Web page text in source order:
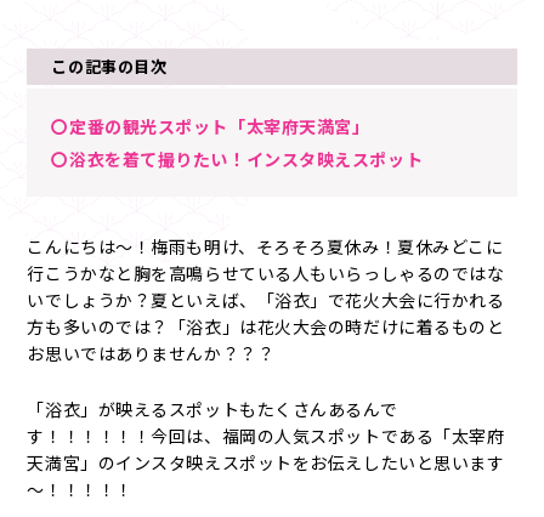
この記事の目次
〇定番の観光スポット「太宰府天満宮」
〇浴衣を着て撮りたい！インスタ映えスポット
こんにちは～！梅雨も明け、そろそろ夏休み！夏休みどこに
行こうかなと胸を高鳴らせている人もいらっしゃるのではな
いでしょうか？夏といえば、「浴衣」で花火大会に行かれる
方も多いのでは？「浴衣」は花火大会の時だけに着るものと
お思いではありませんか？？？
「浴衣」が映えるスポットもたくさんあるんで
す！！！！！！今回は、福岡の人気スポットである「太宰府
天満宮」のインスタ映えスポットをお伝えしたいと思います
～！！！！！